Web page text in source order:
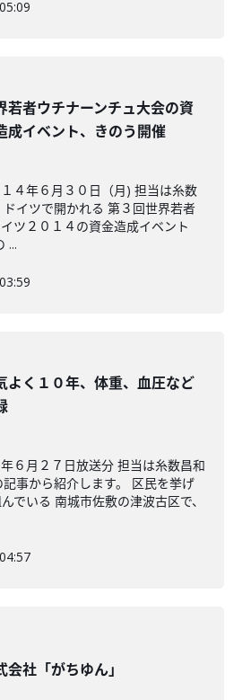
若者ウチナーンチュ大会の資
成イベント、きのう開催
年６月３０日（月) 担当は糸数
イツで開かれる 第３回世界若者
ツ２０１４の資金造成イベント
...
よく１０年、体重、血圧など
６月２７日放送分 担当は糸数昌和
事から紹介します。 区民を挙げ
でいる 南城市佐敷の津波古区で、
会社「がちゆん」